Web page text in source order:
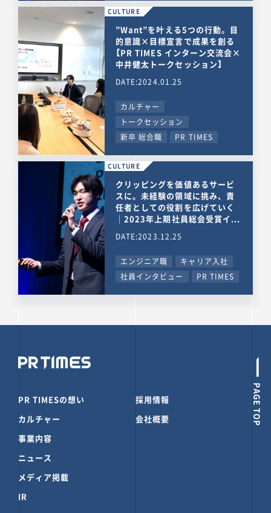
CULTURE
”Want”を叶える5つの行動。目
的意識×目標宣言で成果を創る
【PR TIMES インターン交流会×
中井健太トークセッション】
DATE:2024.01.25
カルチャー
トークセッション
新卒 総合職
PR TIMES
CULTURE
クリッピングを価値あるサービ
スに。未経験の領域に挑み、責
任者としての役割を広げていく
｜2023年上期社員総会受賞イ...
DATE:2023.12.25
エンジニア職
キャリア入社
社員インタビュー
PR TIMES
PAGE TOP
PR TIMESの想い
カルチャー
事業内容
ニュース
メディア掲載
IR
採用情報
会社概要